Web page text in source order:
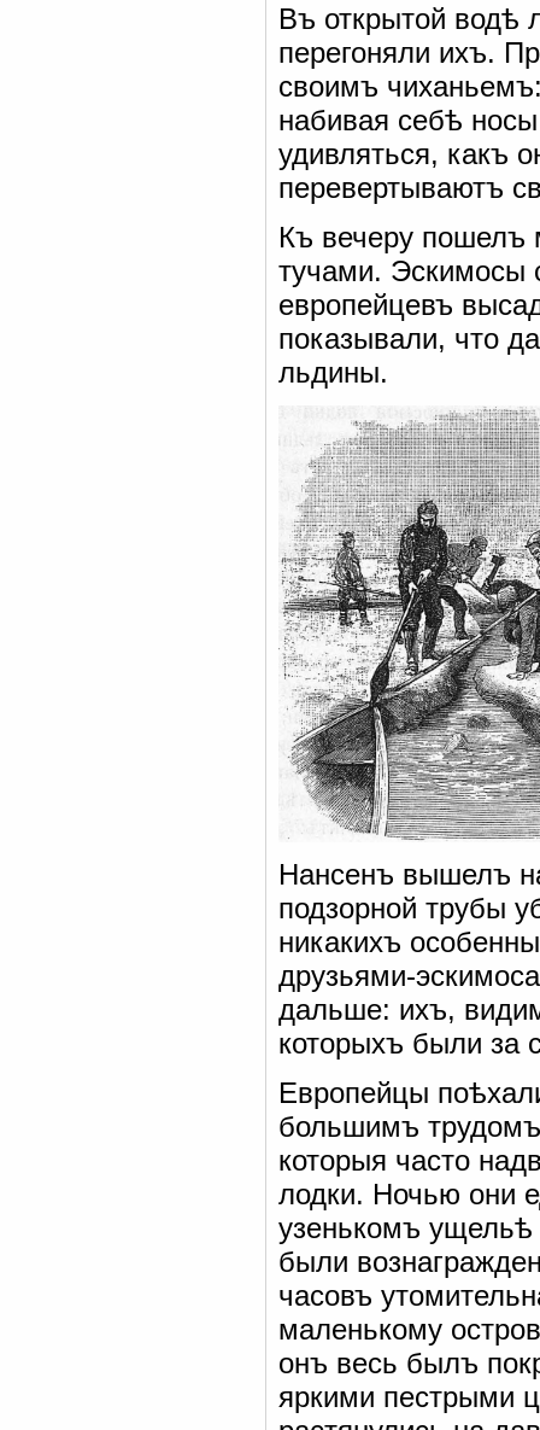
Въ открытой водѣ
перегоняли ихъ.
своимъ
набивая себѣ
удивляться, какъ
перевертываютъ
Къ вечеру пошелъ
тучами. Эскимосы
европейцевъ
показывали, что
льдины.
Нансенъ вышелъ
подзорной трубы
никакихъ
друзьями-
дальше: ихъ,
которыхъ были за
Европейцы
большимъ
которыя часто
лодки. Ночью они
узенькомъ
были
часовъ
маленькому
онъ весь былъ
яркими пестрыми